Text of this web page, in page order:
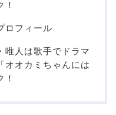
ロフィール
唯人は歌手でドラマ
オオカミちゃんには